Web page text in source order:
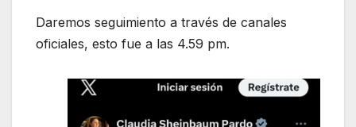
Daremos seguimiento a través de canales
oficiales, esto fue a las 4.59 pm.